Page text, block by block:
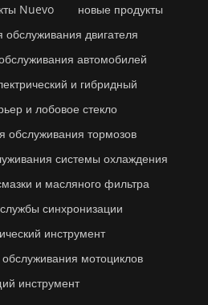
Nuevo
новые продукты
обслуживания двигателя
автомобилей
и гибридный
и лобовое стекло
обслуживания тормозов
системы охлаждения
и масляного фильтра
синхронизации
инструмент
мотоциклов
инструмент